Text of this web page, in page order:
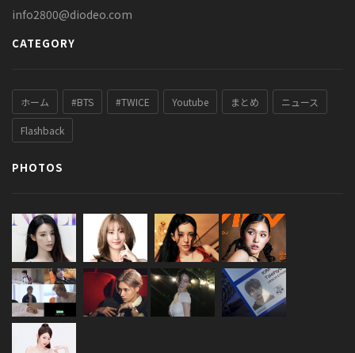
info2800@diodeo.com
CATEGORY
ホーム #BTS #TWICE Youtube まとめ ニュース
Flashback
PHOTOS